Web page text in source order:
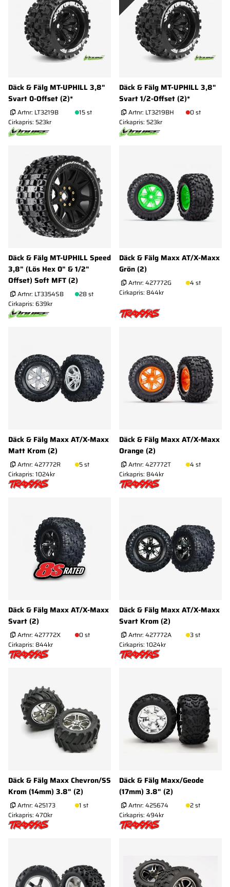
Däck & Fälg MT-UPHILL 3,8"
Svart 0-Offset (2)*
Artnr: LT3219B
15 st
Cirkapris: 523kr
Däck & Fälg MT-UPHILL 3,8"
Svart 1/2-Offset (2)*
Artnr: LT3219BH
0 st
Cirkapris: 523kr
Däck & Fälg MT-UPHILL Speed
3,8" (Lös Hex 0" & 1/2"
Offset) Soft MFT (2)
Artnr: LT3354SB
28 st
Cirkapris: 639kr
Däck & Fälg Maxx AT/X-Maxx
Grön (2)
Artnr: 427772G
4 st
Cirkapris: 844kr
Däck & Fälg Maxx AT/X-Maxx
Matt Krom (2)
Artnr: 427772R
5 st
Cirkapris: 1024kr
Däck & Fälg Maxx AT/X-Maxx
Orange (2)
Artnr: 427772T
4 st
Cirkapris: 844kr
Däck & Fälg Maxx AT/X-Maxx
Svart (2)
Artnr: 427772X
0 st
Cirkapris: 844kr
Däck & Fälg Maxx AT/X-Maxx
Svart Krom (2)
Artnr: 427772A
3 st
Cirkapris: 1024kr
Däck & Fälg Maxx Chevron/SS
Krom (14mm) 3.8" (2)
Artnr: 425173
1 st
Cirkapris: 470kr
Däck & Fälg Maxx/Geode
(17mm) 3.8" (2)
Artnr: 425674
2 st
Cirkapris: 494kr